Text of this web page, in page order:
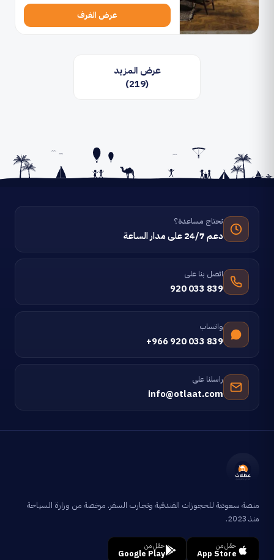
عرض الغرف
عرض المزيد
(219)
تحتاج مساعدة؟
دعم 24/7 على مدار الساعة
اتصل بنا على
920 033 839
واتساب
+966 920 033 839
راسلنا على
info@otlaat.com
منصة سعودية للحجوزات الفندقية وتجارب السفر. مرخصة من وزارة السياحة
منذ 2023.
حمّل من
App Store
حمّل من
Google Play